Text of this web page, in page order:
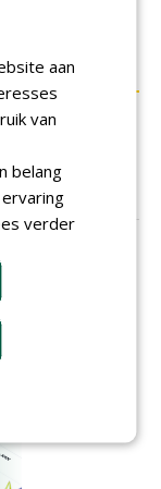
aan
van
belang
verder